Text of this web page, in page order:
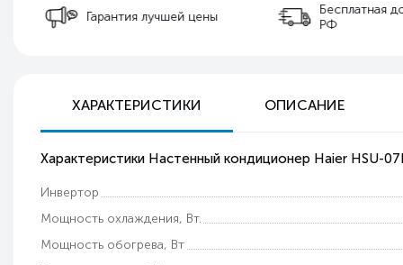
Гарантия лучшей цены
Бесплатная
РФ
ХАРАКТЕРИСТИКИ ОПИСАНИЕ
Характеристики Настенный кондиционер Haier HSU-
Инвертор
Мощность охлаждения, Вт.
Мощность обогрева, Вт